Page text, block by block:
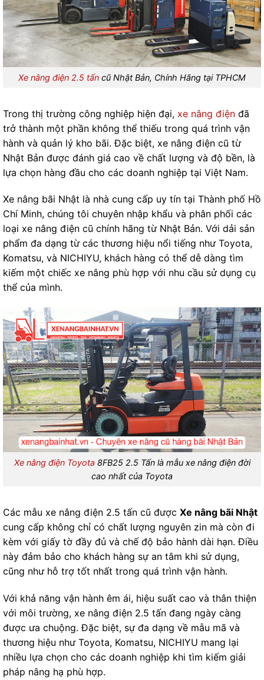
Xe nâng điện 2.5 tấn cũ Nhật Bản, Chính Hãng tại TPHCM
Trong thị trường công nghiệp hiện đại, xe nâng điện đã
trở thành một phần không thể thiếu trong quá trình vận
hành và quản lý kho bãi. Đặc biệt, xe nâng điện cũ từ
Nhật Bản được đánh giá cao về chất lượng và độ bền, là
lựa chọn hàng đầu cho các doanh nghiệp tại Việt Nam.
Xe nâng bãi Nhật là nhà cung cấp uy tín tại Thành phố Hồ
Chí Minh, chúng tôi chuyên nhập khẩu và phân phối các
loại xe nâng điện cũ chính hãng từ Nhật Bản. Với dải sản
phẩm đa dạng từ các thương hiệu nổi tiếng như Toyota,
Komatsu, và NICHIYU, khách hàng có thể dễ dàng tìm
kiếm một chiếc xe nâng phù hợp với nhu cầu sử dụng cụ
thể của mình.
Xe nâng điện Toyota8FB25 2.5 Tấn là mẫu xe nâng điện đời
cao nhất của Toyota
Các mẫu xe nâng điện 2.5 tấn cũ được Xe nâng bãi Nhật
cung cấp không chỉ có chất lượng nguyên zin mà còn đi
kèm với giấy tờ đầy đủ và chế độ bảo hành dài hạn. Điều
này đảm bảo cho khách hàng sự an tâm khi sử dụng,
cũng như hỗ trợ tốt nhất trong quá trình vận hành.
Với khả năng vận hành êm ái, hiệu suất cao và thân thiện
với môi trường, xe nâng điện 2.5 tấn đang ngày càng
được ưa chuộng. Đặc biệt, sự đa dạng về mẫu mã và
thương hiệu như Toyota, Komatsu, NICHIYU mang lại
nhiều lựa chọn cho các doanh nghiệp khi tìm kiếm giải
pháp nâng hạ phù hợp.